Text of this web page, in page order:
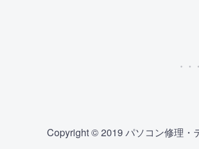
Copyright © 2019 パソコン修理・